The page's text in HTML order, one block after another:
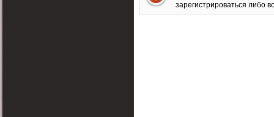
зарегистрироваться либо